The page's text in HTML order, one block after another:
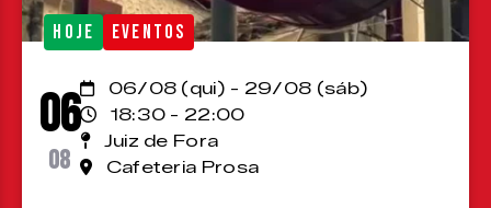
HOJE EVENTOS
06
08
06/08 (qui) - 29/08 (sáb)
18:30 - 22:00
Juiz de Fora
Cafeteria Prosa